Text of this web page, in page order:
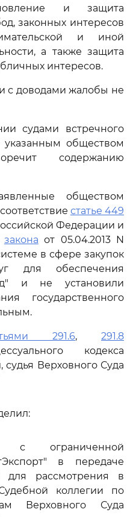
и защита
законных интересов
и иной
а также защита
интересов.
с доводами жалобы не
судами встречного
обществом
содержанию
обществом
статье 449
Федерации и
закона от 05.04.2013 N
в сфере закупок
для обеспечения
и не установили
государственного
291.6, 291.8
кодекса
Верховного Суда
с ограниченной
в передаче
для рассмотрения в
коллегии по
Верховного Суда